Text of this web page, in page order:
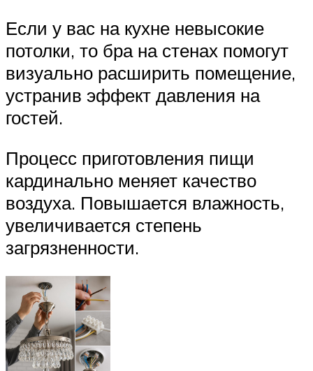
Если у вас на кухне невысокие
потолки, то бра на стенах помогут
визуально расширить помещение,
устранив эффект давления на
гостей.
Процесс приготовления пищи
кардинально меняет качество
воздуха. Повышается влажность,
увеличивается степень
загрязненности.